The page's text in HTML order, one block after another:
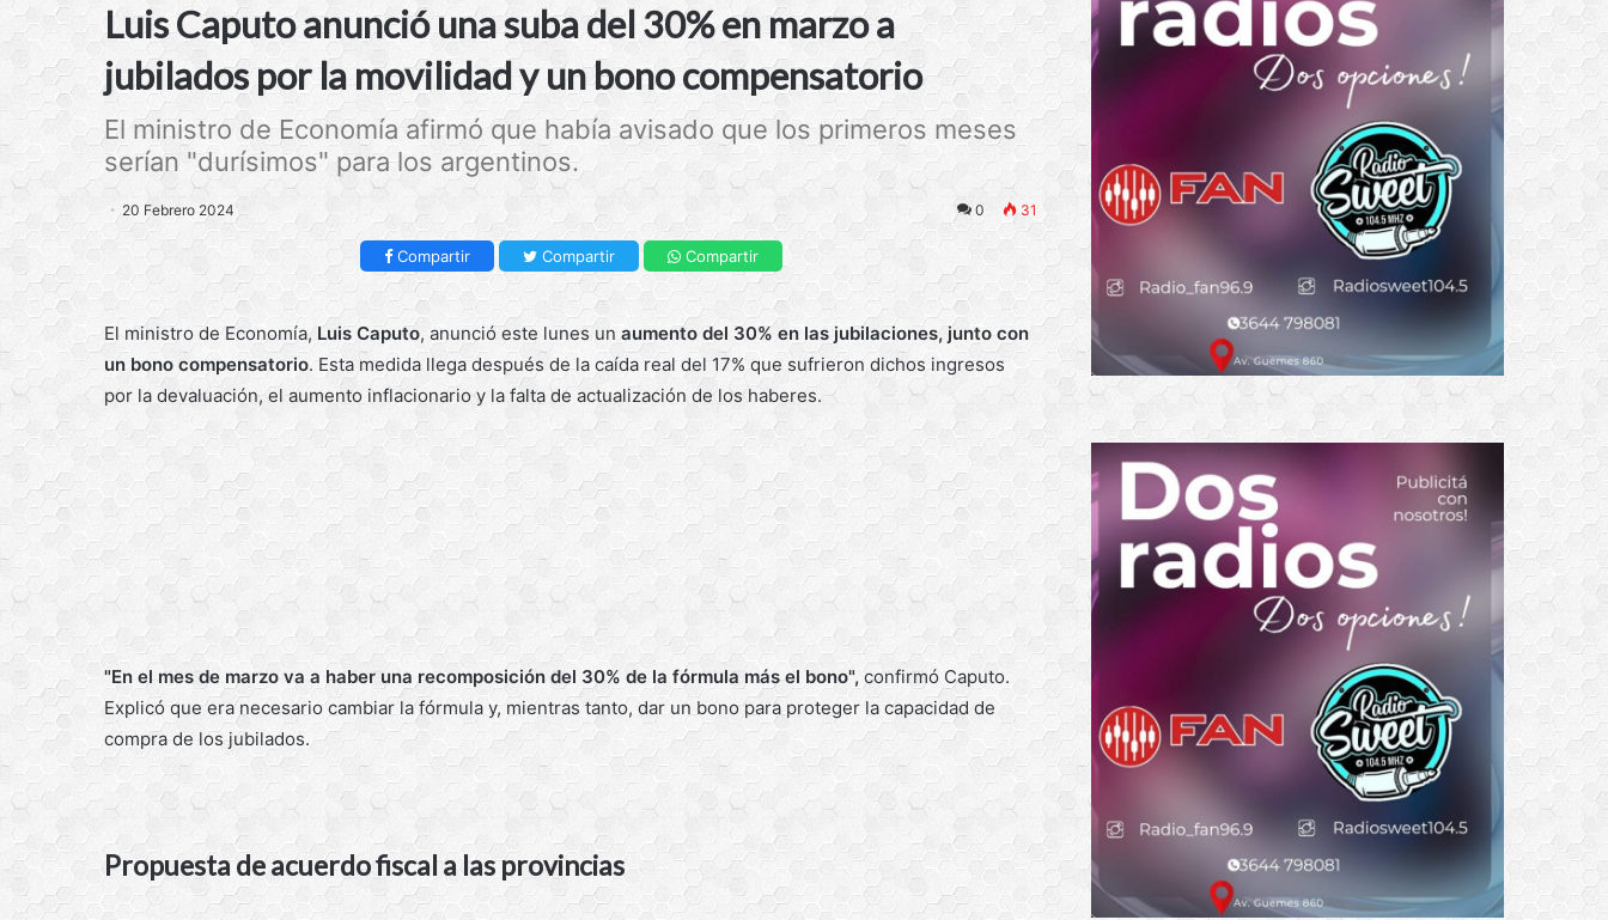
Luis Caputo anunció una suba del 30% en marzo a
jubilados por la movilidad y un bono compensatorio
El ministro de Economía afirmó que había avisado que los primeros meses
serían "durísimos" para los argentinos.
20 Febrero 2024 0 31
Compartir Compartir Compartir
El ministro de Economía, Luis Caputo, anunció este lunes un aumento del 30% en las jubilaciones, junto con
un bono compensatorio. Esta medida llega después de la caída real del 17% que sufrieron dichos ingresos
por la devaluación, el aumento inflacionario y la falta de actualización de los haberes.
"En el mes de marzo va a haber una recomposición del 30% de la fórmula más el bono", confirmó Caputo.
Explicó que era necesario cambiar la fórmula y, mientras tanto, dar un bono para proteger la capacidad de
compra de los jubilados.
Propuesta de acuerdo fiscal a las provincias